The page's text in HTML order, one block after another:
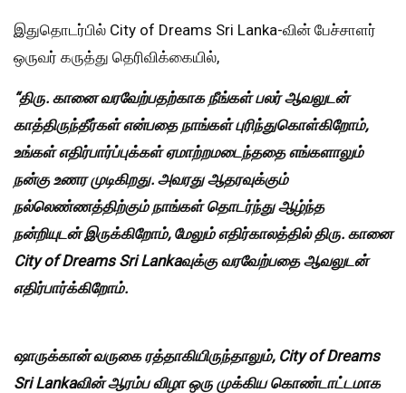
இதுதொடர்பில் City of Dreams Sri Lanka-வின் பேச்சாளர்
ஒருவர் கருத்து தெரிவிக்கையில்,
“திரு. கானைவரவேற்பதற்காக நீங்கள்பலர்ஆவலுடன்
காத்திருந்தீர்கள்என்பதை நாங்கள்புரிந்துகொள்கிறோம்,
உங்கள்எதிர்பார்ப்புக்கள்ஏமாற்றமடைந்ததைஎங்களாலும்
நன்குஉணரமுடிகிறது. அவரதுஆதரவுக்கும்
நல்லெண்ணத்திற்கும் நாங்கள்தொடர்ந்துஆழ்ந்த
நன்றியுடன்இருக்கிறோம், மேலும்எதிர்காலத்தில்திரு. கானை
City of Dreams Sri Lankaவுக்குவரவேற்பதைஆவலுடன்
எதிர்பார்க்கிறோம்.
ஷாருக்கான்வருகைரத்தாகியிருந்தாலும், City of Dreams
Sri Lankaவின்ஆரம்பவிழாஒரு முக்கியகொண்டாட்டமாக